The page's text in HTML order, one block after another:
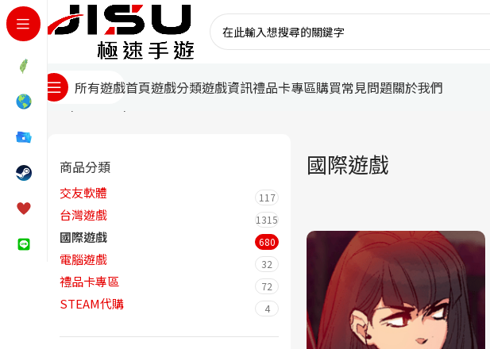
所有遊戲首頁遊戲分類遊戲資訊禮品卡專區購買常見問題關於我們
首頁
商品分類
交友軟體 117
台灣遊戲 1315
國際遊戲 680
電腦遊戲 32
禮品卡專區 72
STEAM代購 4
國際遊戲